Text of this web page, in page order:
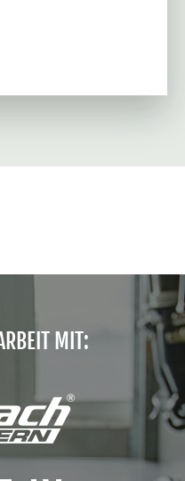
MIT: